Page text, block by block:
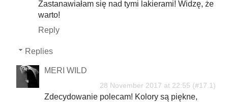
Zastanawiałam się nad tymi lakierami! Widzę, że
warto!
Reply
Replies
MERI WILD
28 November 2017 at 22:55
Zdecydowanie polecam! Kolory są piękne,